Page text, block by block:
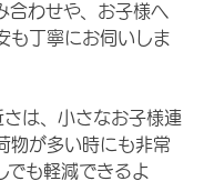
合わせや、お子様へ
も丁寧にお伺いしま
は、小さなお子様連
物が多い時にも非常
でも軽減できるよ